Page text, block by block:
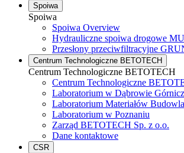
Spoiwa
Spoiwa
Spoiwa Overview
Hydrauliczne spoiwa drogowe
Przesłony przeciwfiltracyjne
Centrum Technologiczne BETOTECH
Centrum Technologiczne BETOTECH
Centrum Technologiczne
Laboratorium w Dąbrowie
Laboratorium Materiałów
Laboratorium w Poznaniu
Zarząd BETOTECH Sp. z o.o.
Dane kontaktowe
CSR